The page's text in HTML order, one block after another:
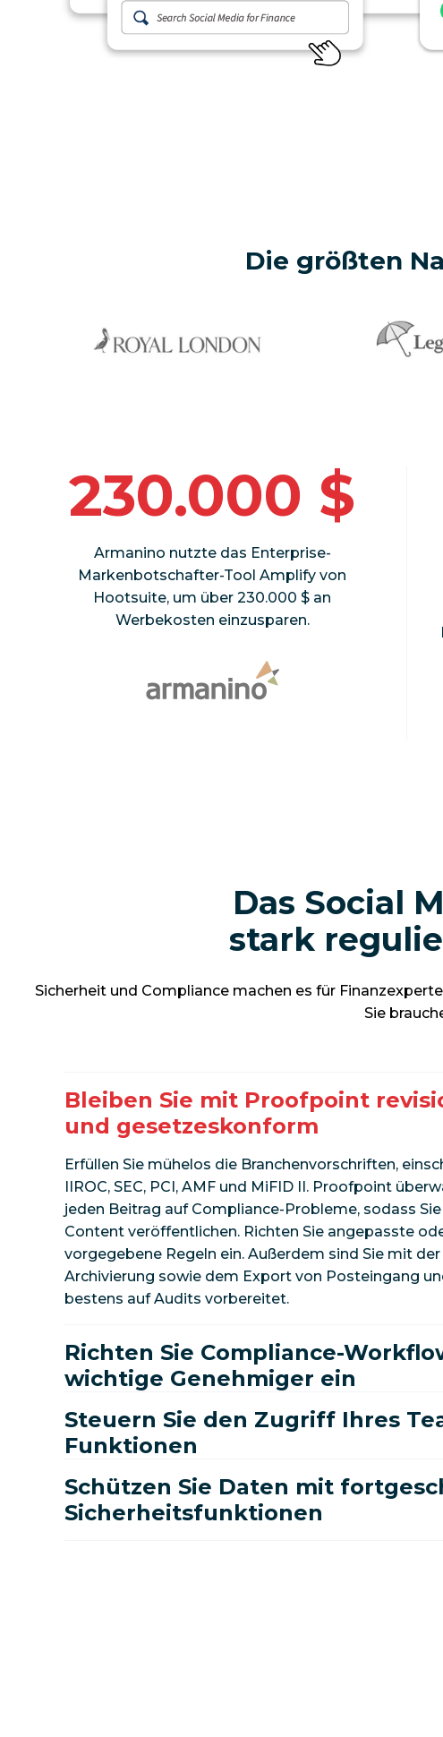
Die größten
230.000 $
Armanino nutzte das Enterprise-
Markenbotschafter-Tool Amplify von
Hootsuite, um über 230.000 $ an
Werbekosten einzusparen.
Das Social
stark
Sicherheit und Compliance machen es für
Sie
Bleiben Sie mit Proofpoint
und gesetzeskonform
Erfüllen Sie mühelos die Branchenvorschriften,
IIROC, SEC, PCI, AMF und MiFID II. Proofpoint
jeden Beitrag auf Compliance-Probleme, sodass
Content veröffentlichen. Richten Sie angepasste
vorgegebene Regeln ein. Außerdem sind Sie mit
Archivierung sowie dem Export von Posteingang
bestens auf Audits vorbereitet.
Richten Sie Compliance-
wichtige Genehmiger ein
Steuern Sie den Zugriff Ihres
Funktionen
Schützen Sie Daten mit
Sicherheitsfunktionen